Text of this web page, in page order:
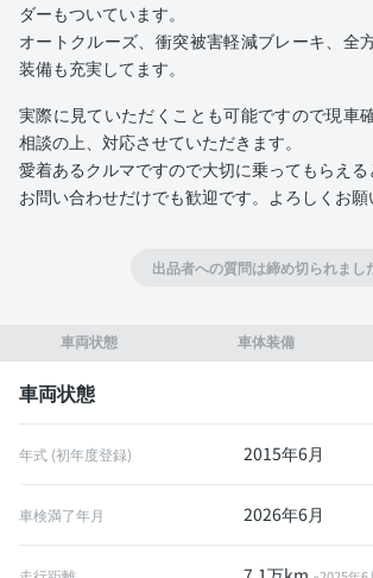
車両状態 車体装備
車両状態
年式 (初年度登録) 2015年6月
車検満了年月 2026年6月
ダーもついています。
オートクルーズ、衝突被害軽減ブレーキ、全
装備も充実してます。
実際に見ていただくことも可能ですので現車
相談の上、対応させていただきます。
愛着あるクルマですので大切に乗ってもらえる
お問い合わせだけでも歓迎です。よろしくお願
出品者への質問は締め切られまし